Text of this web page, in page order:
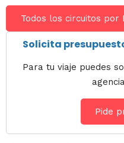
Todos los circuitos por
Solicita
Para tu viaje puedes
Pide